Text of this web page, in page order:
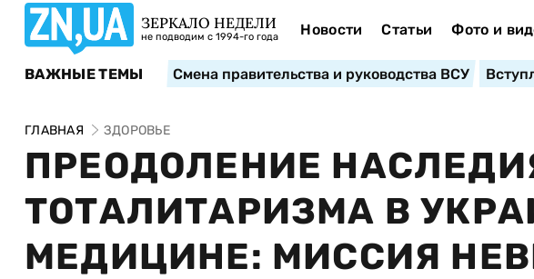
ЗЕРКАЛО НЕДЕЛИ
не подводим с 1994-го года Новости Статьи Фото и
ВАЖНЫЕ ТЕМЫ Смена правительства и руководства ВСУ
ГЛАВНАЯ ЗДОРОВЬЕ
ПРЕОДОЛЕНИЕ
ТОТАЛИТАРИЗМА В
МЕДИЦИНЕ: МИССИЯ